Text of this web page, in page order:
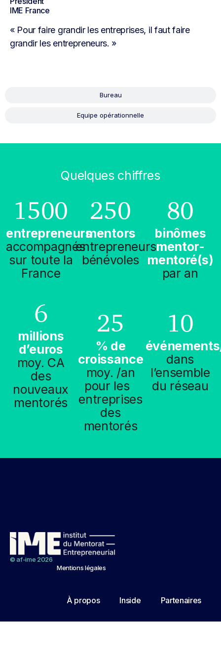
Bureau
Equipe opérationnelle
IME France
« Pour faire grandir les entreprises, il faut faire
grandir les entrepreneurs. »
Quelques chiffres
1500
entrepreneurs
accompagnés
sur toute la
France
250
mentors
entrepreneurs
bénévoles
80
binômes
mentor-
mentoré(s)
par an
6
millions
d’euros
moy. CA
des
nouveaux
mentorés
25
% de
croissance
moy. /an
pour les
entreprises
des
mentorés
10
dans
l’ensemble
du réseau
© af-ime 2026
Mentions légales
À propos Inside Partenaires